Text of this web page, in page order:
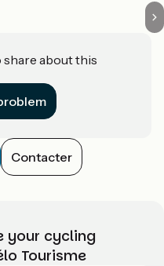
share about this
Contacter
your cycling
Tourisme